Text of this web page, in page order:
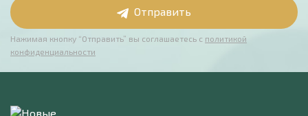
Отправить
Нажимая кнопку “Отправить” вы соглашаетесь с политикой
конфиденциальности